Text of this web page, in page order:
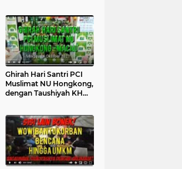
Ghirah Hari Santri PCI
Muslimat NU Hongkong,
dengan Taushiyah KH